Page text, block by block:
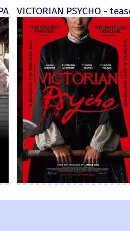
(Jumanji: Open World) -
VICTORIAN PSYCHO -